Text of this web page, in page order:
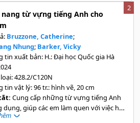
nang từ vựng tiếng Anh cho
Bruzzone, Catherine;
Nhung; Barker, Vicky
tin xuất bản: H.: Đại học Quốc gia Hà
428.2/C120N
tin vật lý:96 tr.: hình vẽ, 20 cm
Cung cấp những từ vựng tiếng Anh
dụng, giúp các em làm quen với việc học
thông qua hình ảnh minh hoạ về các
2